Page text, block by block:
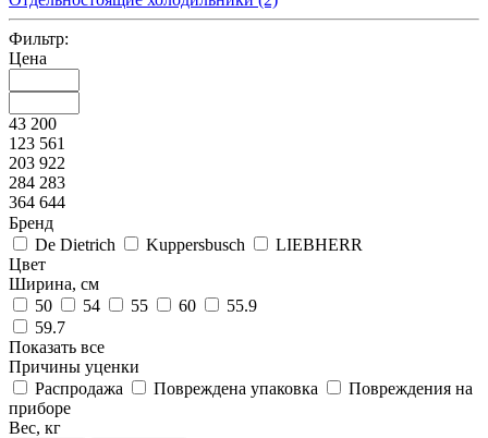
Фильтр:
Цена
43 200
123 561
203 922
284 283
364 644
Бренд
De Dietrich
Kuppersbusch
LIEBHERR
Цвет
Ширина, см
50
54 55 60
55.9
59.7
Показать все
Причины уценки
Распродажа
Повреждена упаковка
Повреждения на
приборе
Вес, кг